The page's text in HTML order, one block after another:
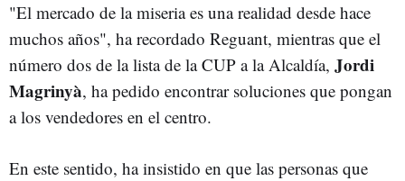
"El mercado de la miseria es una realidad desde hace
muchos años", ha recordado Reguant, mientras que el
número dos de la lista de la CUP a la Alcaldía, Jordi
Magrinyà, ha pedido encontrar soluciones que pongan
a los vendedores en el centro.
En este sentido, ha insistido en que las personas que